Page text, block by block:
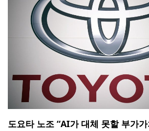
도요타 노조 “AI가 대체 못할 부가